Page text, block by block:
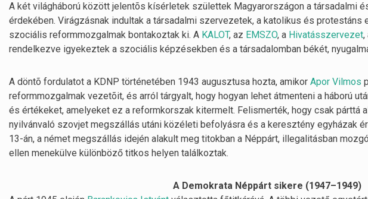
A két világháború között jelentõs kísérletek születtek Magyarországon a társadalmi
érdekében. Virágzásnak indultak a társadalmi szervezetek, a katolikus és protestáns
szociális reformmozgalmak bontakoztak ki. A KALOT, az EMSZO, a Hivatásszervezet,
rendelkezve igyekeztek a szociális képzésekben és a társadalomban békét,
A döntõ fordulatot a KDNP történetében 1943 augusztusa hozta, amikor Apor Vilmos
reformmozgalmak vezetõit, és arról tárgyalt, hogy hogyan lehet átmenteni a háború
és értékeket, amelyeket ez a reformkorszak kitermelt. Felismerték, hogy csak párttá
nyilvánvaló szovjet megszállás utáni közéleti befolyásra és a keresztény egyházak
13-án, a német megszállás idején alakult meg titokban a Néppárt, illegalitásban
ellen menekülve különböző titkos helyen találkoztak.
A Demokrata Néppárt sikere (1947–1949)